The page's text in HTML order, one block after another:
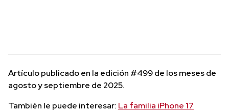
Artículo publicado en la edición #499 de los meses de
agosto y septiembre de 2025.
También le puede interesar: La familia iPhone 17